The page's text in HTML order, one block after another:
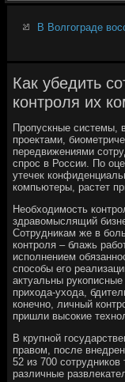
В Волгограде
Как убедить
контроля их
Пропускные системы,
проектами,
передвижениями
спрос в России. По
утечек
компьютеры, растет
Необходимость
здравомыслящий
Сотрудникам же в
контроля – блажь
исполнением
способы его
актуальны
прихода-ухода,
конечно, личный
пришли высокие
В крупной
правом, после
52 из 700
различные